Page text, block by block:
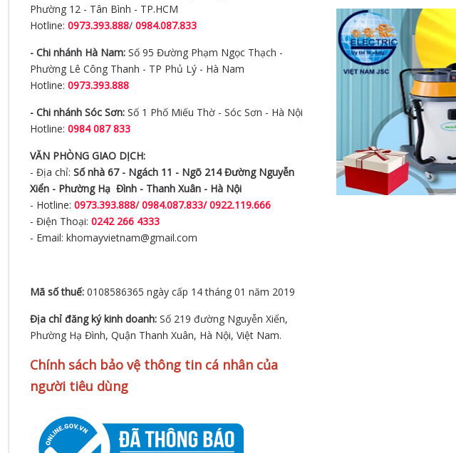
Phường 12 - Tân Bình - TP.HCM
Hotline: 0973.393.888/ 0984.087.833
- Chi nhánh Hà Nam:Số 95 Đường Phạm Ngọc Thạch -
Phường Lê Công Thanh - TP Phủ Lý - Hà Nam
Hotline: 0973.393.888
- Chi nhánh Sóc Sơn:Số 1 Phố Miếu Thờ - Sóc Sơn - Hà Nội
Hotline: 0984 087 833
VĂN PHÒNG GIAO DỊCH:
- Địa chỉ: Số nhà 67 - Ngách 11 - Ngõ 214 Đường Nguyễn
Xiển - Phường Hạ Đình - Thanh Xuân - Hà Nội
- Hotline: 0973.393.888/ 0984.087.833/ 0922.119.666
- Điện Thoại: 0242 266 4333
- Email: khomayvietnam@gmail.com
Mã số thuế: 0108586365 ngày cấp 14 tháng 01 năm 2019
Địa chỉ đăng ký kinh doanh: Số 219 đường Nguyễn Xiển,
Phường Hạ Đình, Quận Thanh Xuân, Hà Nội, Việt Nam.
Chính sách bảo vệ thông tin cá nhân của
người tiêu dùng